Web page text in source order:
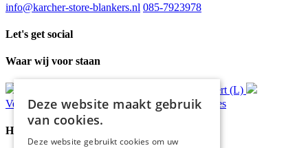
info@karcher-store-blankers.nl 085-7923978
Let's get social
Waar wij voor staan
Ophalen in Echt of Weert (L)
Verzondenbinnen 48 uur* Persoonlijk advies
Handige Links
Deze website maakt gebruik
van cookies.
Deze website gebruikt cookies om uw